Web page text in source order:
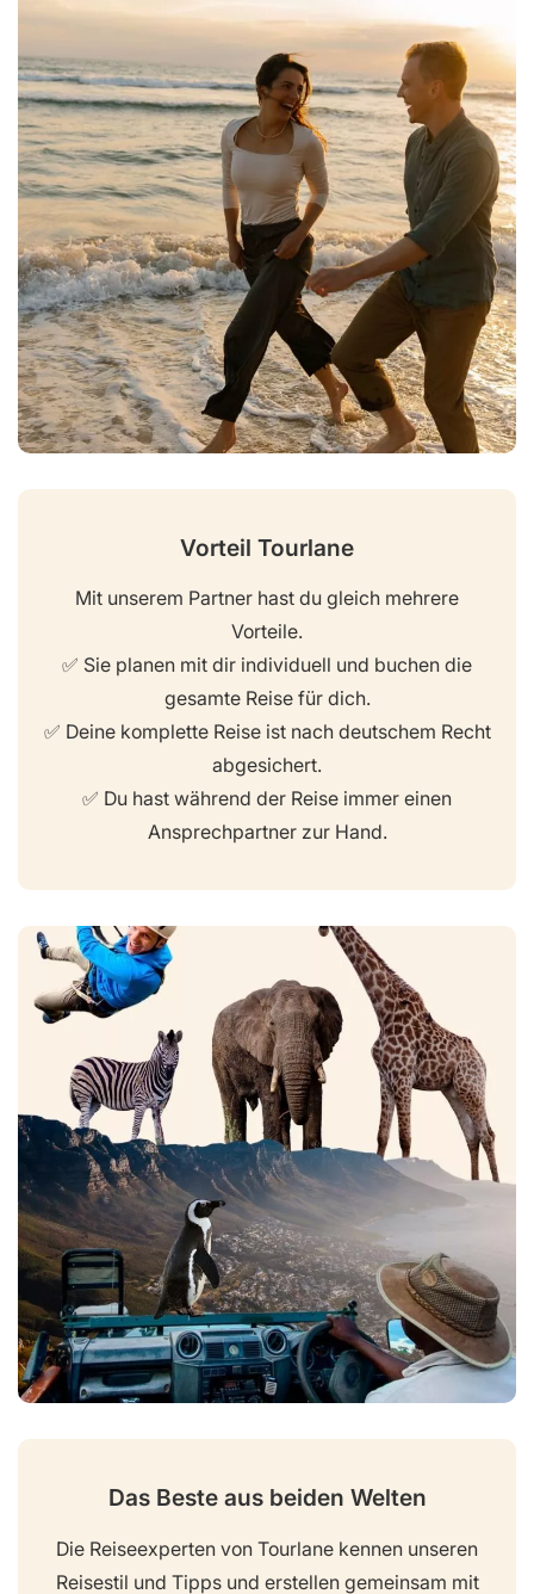
Vorteil Tourlane
Mit unserem Partner hast du gleich mehrere
Vorteile.
✅ Sie planen mit dir individuell und buchen die
gesamte Reise für dich.
✅ Deine komplette Reise ist nach deutschem Recht
abgesichert.
✅ Du hast während der Reise immer einen
Ansprechpartner zur Hand.
Das Beste aus beiden Welten
Die Reiseexperten von Tourlane kennen unseren
Reisestil und Tipps und erstellen gemeinsam mit